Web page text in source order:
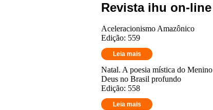
Revista ihu on-line
Aceleracionismo Amazônico
Edição: 559
Leia mais
Natal. A poesia mística do Menino
Deus no Brasil profundo
Edição: 558
Leia mais